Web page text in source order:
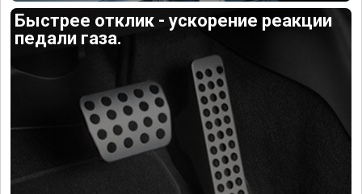
Быстрее отклик - ускорение реакции
педали газа.